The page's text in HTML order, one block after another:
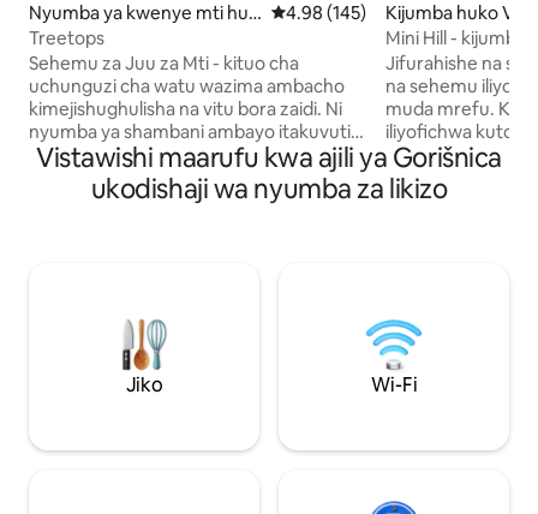
Nyumba ya kwenye mti huk
o Fokovci
Ukadiriaji wa wastani wa 4.98
4.98 (145)
Treetops
Sehemu za Juu za Mti - kituo cha
uchunguzi cha watu wazima ambacho
kimejishughulisha na vitu bora zaidi. Ni
nyumba ya shambani ambayo itakuvutia.
Kwa sababu ya eneo lake la kipekee
msituni, ni nyumba yetu ya shambani
inayotembelewa zaidi, ikifurahisha hata
ambacho nyumba kubwa za shambani
zina. Kuingia kwenye nyumba ya
shambani kutakufurahisha kwa harufu
ya msonobari, huku ukiwa na wakati
AC.
Kijumba huko
Mini Hill - kijumba
Jifurahishe na
na sehemu
muda mrefu.
iliyofichwa kutoka
siku, kuna Kilima
lililotengenezwa
na kutorokea
wanafurahia
wanaamini
mambo madogo.
wa wale
Vistawishi maarufu kwa ajili ya Gorišnica
ukodishaji wa nyumba za likizo
Jiko Wi-Fi